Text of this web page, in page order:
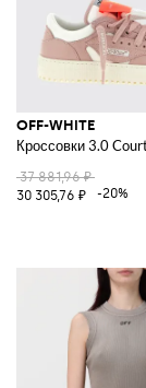
OFF-WHITE
Кроссовки 3.0
37 881,96 ₽
30 305,76 ₽
-20%